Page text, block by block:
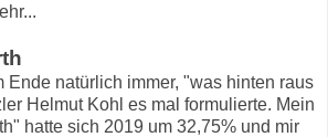
Ende natürlich immer, "was hinten raus
Helmut Kohl es mal formulierte. Mein
hatte sich 2019 um 32,75% und mir